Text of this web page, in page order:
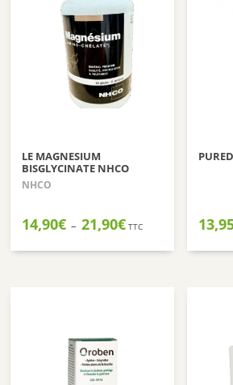
LE MAGNESIUM
BISGLYCINATE NHCO
NHCO
14,90€ – 21,90€Plage
prix :
TTC